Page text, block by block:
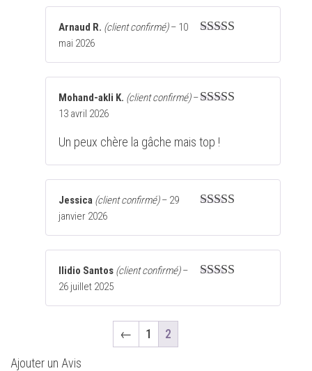
Arnaud R. (client confirmé) – 10
mai 2026
Mohand-akli K. (client confirmé) –
13 avril 2026
Un peux chère la gâche mais top !
Jessica (client confirmé) – 29
janvier 2026
Ilidio Santos (client confirmé) –
26 juillet 2025
← 1
2
Ajouter un Avis